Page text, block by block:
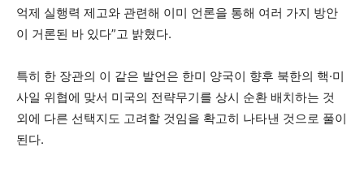
억제 실행력 제고와 관련해 이미 언론을 통해 여러 가지 방안
이 거론된 바 있다”고 밝혔다.
특히 한 장관의 이 같은 발언은 한미 양국이 향후 북한의 핵·미
사일 위협에 맞서 미국의 전략무기를 상시 순환 배치하는 것
외에 다른 선택지도 고려할 것임을 확고히 나타낸 것으로 풀이
된다.